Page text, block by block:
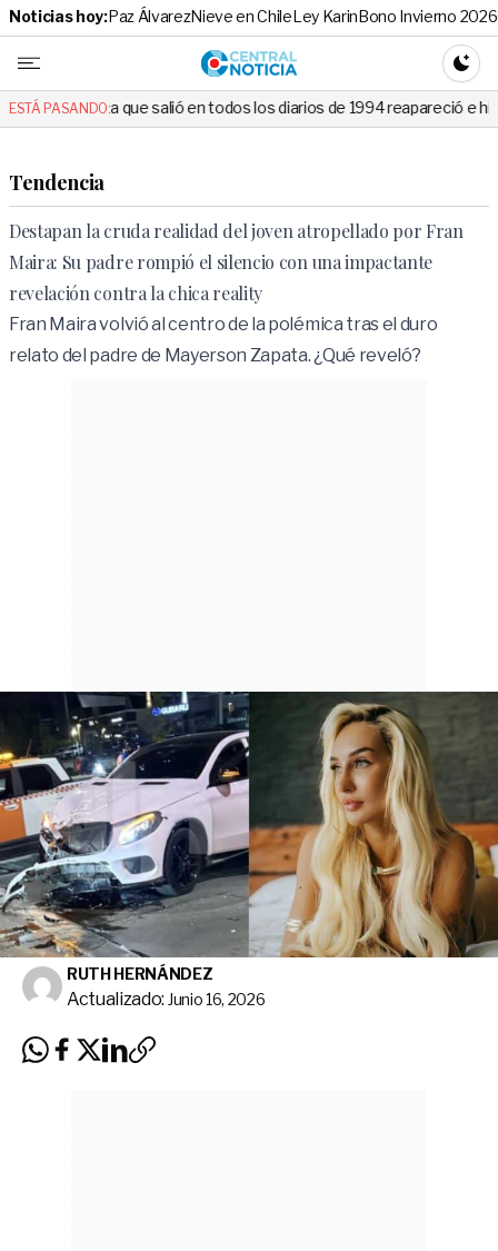
Noticias hoy:Paz ÁlvarezNieve en ChileLey KarinBono Invierno 2026
Central
ESTÁ PASANDO:
salió en todos los diarios de 1994 reapareció e hizo llorar a todos en
Tendencia
Destapan la cruda realidad del joven atropellado por Fran
Maira: Su padre rompió el silencio con una impactante
revelación contra la chica reality
Fran Maira volvió al centro de la polémica tras el duro
relato del padre de Mayerson Zapata. ¿Qué reveló?
RUTH HERNÁNDEZ
Actualizado: Junio 16, 2026